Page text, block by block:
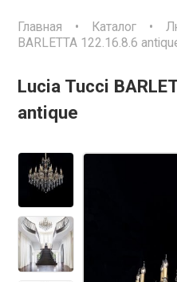
Главная • Каталог •
BARLETTA 122.16.8.6
Lucia Tucci
antique